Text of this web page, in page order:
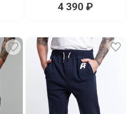
4 390 ₽